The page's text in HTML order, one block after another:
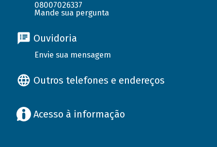
08007026337
Mande sua pergunta
Ouvidoria
Envie sua mensagem
Outros telefones e endereços
Acesso à informação